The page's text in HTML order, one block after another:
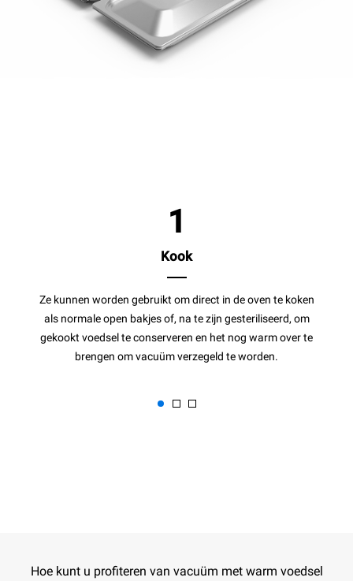
1
Kook
Ze kunnen worden gebruikt om direct in de oven te koken
als normale open bakjes of, na te zijn gesteriliseerd, om
gekookt voedsel te conserveren en het nog warm over te
brengen om vacuüm verzegeld te worden.
Hoe kunt u profiteren van vacuüm met warm voedsel